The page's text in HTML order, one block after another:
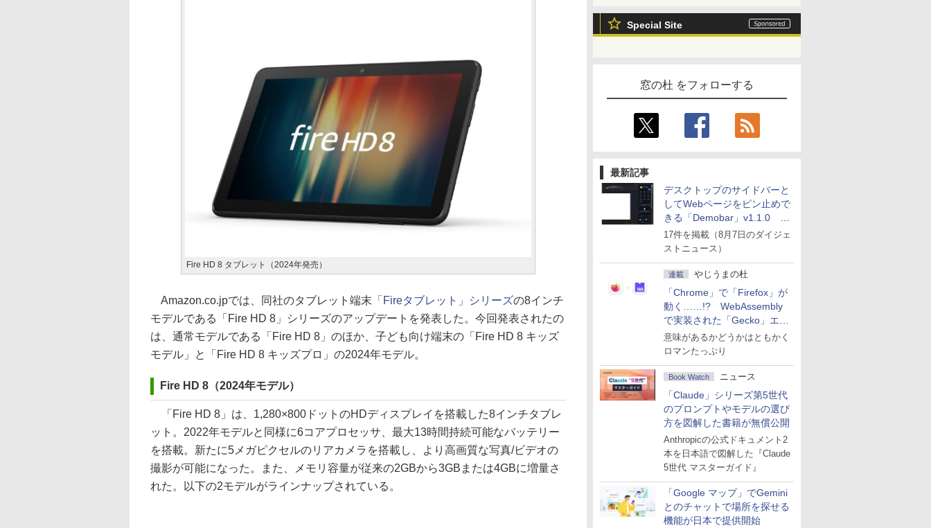
Special Site
窓の杜 をフォローする
最新記事
デスクトップのサイドバーと
してWebページをピン止めで
きる「Demobar」v1.1.0 ほ
か
17件を掲載（8月7日のダイジェ
ストニュース）
連載 やじうまの杜
「Chrome」で「Firefox」が
動く……!? WebAssembly
で実装された「Gecko」エン
ジン
意味があるかどうかはともかく
ロマンたっぷり
Book Watch ニュース
「Claude」シリーズ第5世代
のプロンプトやモデルの選び
方を図解した書籍が無償公開
Anthropicの公式ドキュメント2
本を日本語で図解した『Claude
5世代 マスターガイド』
「Google マップ」でGemini
とのチャットで場所を探せる
機能が日本で提供開始
Fire HD 8 タブレット（2024年発売）
Amazon.co.jpでは、同社のタブレット端末 「Fireタブレット」シリーズの8インチ
モデルである「Fire HD 8」シリーズのアップデートを発表した。今回発表されたの
は、通常モデルである「Fire HD 8」のほか、子ども向け端末の「Fire HD 8 キッズ
モデル」と「Fire HD 8 キッズプロ」の2024年モデル。
Fire HD 8（2024年モデル）
「Fire HD 8」は、1,280×800ドットのHDディスプレイを搭載した8インチタブレ
ット。2022年モデルと同様に6コアプロセッサ、最大13時間持続可能なバッテリー
を搭載。新たに5メガピクセルのリアカメラを搭載し、より高画質な写真/ビデオの
撮影が可能になった。また、メモリ容量が従来の2GBから3GBまたは4GBに増量さ
れた。以下の2モデルがラインナップされている。